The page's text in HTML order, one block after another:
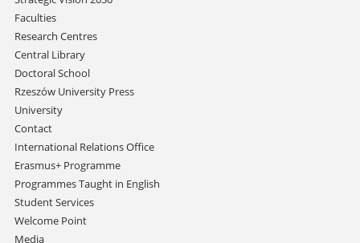
Faculties
Research Centres
Central Library
Doctoral School
Rzeszów University Press
University
Contact
International Relations Office
Erasmus+ Programme
Programmes Taught in English
Student Services
Welcome Point
Media